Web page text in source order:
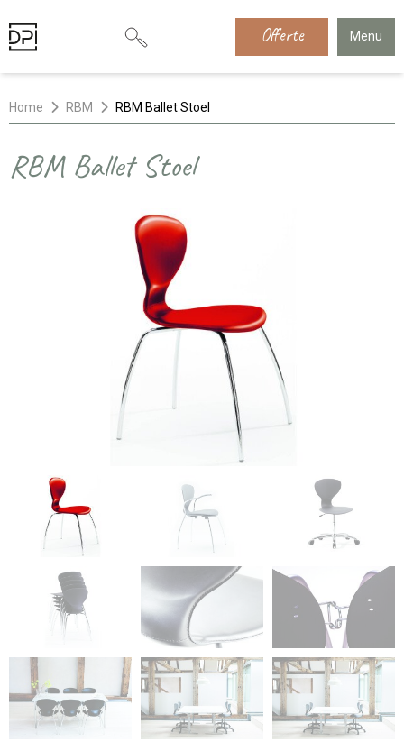
Offerte Menu
Home RBM RBM Ballet Stoel
RBM Ballet Stoel